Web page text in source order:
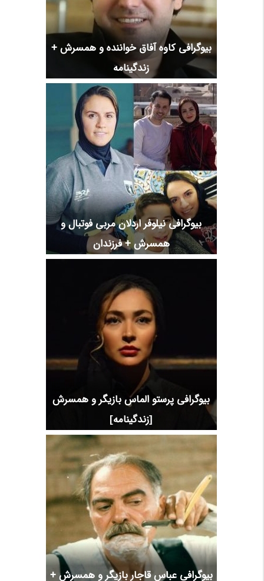
بیوگرافی کاوه آفاق خواننده و همسرش +
زندگینامه
بیوگرافی نیلوفر اردلان مربی فوتبال و
همسرش + فرزندان
بیوگرافی پرستو الماس بازیگر و همسرش
[زندگینامه]
بیوگرافی عباس قاجار بازیگر و همسرش +